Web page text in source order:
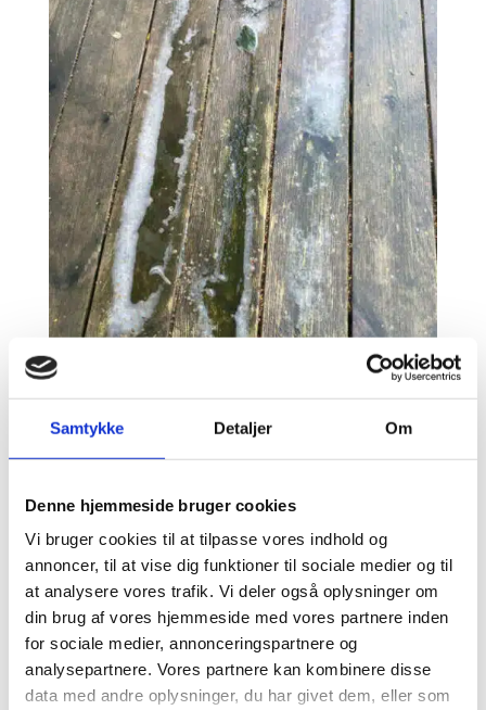
Samtykke Detaljer Om
Denne hjemmeside bruger cookies
Vi bruger cookies til at tilpasse vores indhold og
annoncer, til at vise dig funktioner til sociale medier og til
at analysere vores trafik. Vi deler også oplysninger om
din brug af vores hjemmeside med vores partnere inden
for sociale medier, annonceringspartnere og
analysepartnere. Vores partnere kan kombinere disse
data med andre oplysninger, du har givet dem, eller som
Overflader og Alger
mos, svamp eller andre krittiske
begroninger. Opfugtning pga. snavs,
skygge eller bevoksning.